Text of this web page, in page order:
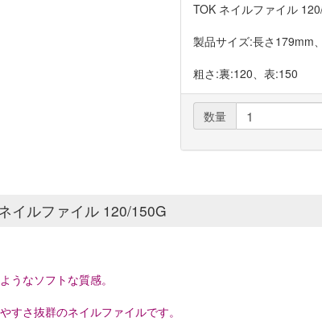
TOK ネイルファイル
製品サイズ:長さ179mm
粗さ:裏:120、表:150
数量
イルファイル 120/150G
うなソフトな質感。
すさ抜群のネイルファイルです。